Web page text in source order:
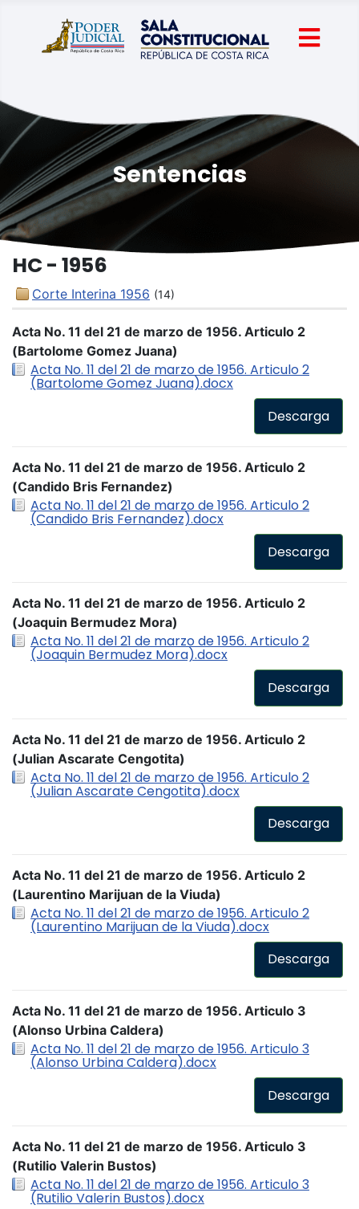
Sentencias
HC - 1956
Corte Interina 1956 (14)
Acta No. 11 del 21 de marzo de 1956. Articulo 2
(Bartolome Gomez Juana)
Acta No. 11 del 21 de marzo de 1956. Articulo 2
(Bartolome Gomez Juana).docx
Descarga
Acta No. 11 del 21 de marzo de 1956. Articulo 2
(Candido Bris Fernandez)
Acta No. 11 del 21 de marzo de 1956. Articulo 2
(Candido Bris Fernandez).docx
Descarga
Acta No. 11 del 21 de marzo de 1956. Articulo 2
(Joaquin Bermudez Mora)
Acta No. 11 del 21 de marzo de 1956. Articulo 2
(Joaquin Bermudez Mora).docx
Descarga
Acta No. 11 del 21 de marzo de 1956. Articulo 2
(Julian Ascarate Cengotita)
Acta No. 11 del 21 de marzo de 1956. Articulo 2
(Julian Ascarate Cengotita).docx
Descarga
Acta No. 11 del 21 de marzo de 1956. Articulo 2
(Laurentino Marijuan de la Viuda)
Acta No. 11 del 21 de marzo de 1956. Articulo 2
(Laurentino Marijuan de la Viuda).docx
Descarga
Acta No. 11 del 21 de marzo de 1956. Articulo 3
(Alonso Urbina Caldera)
Acta No. 11 del 21 de marzo de 1956. Articulo 3
(Alonso Urbina Caldera).docx
Descarga
Acta No. 11 del 21 de marzo de 1956. Articulo 3
(Rutilio Valerin Bustos)
Acta No. 11 del 21 de marzo de 1956. Articulo 3
(Rutilio Valerin Bustos).docx